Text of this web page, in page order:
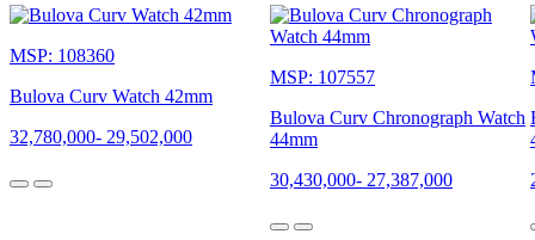
MSP: 108360
Bulova Curv Watch 42mm
32,780,000- 29,502,000
MSP: 107557
Bulova Curv Chronograph Watch
44mm
30,430,000- 27,387,000